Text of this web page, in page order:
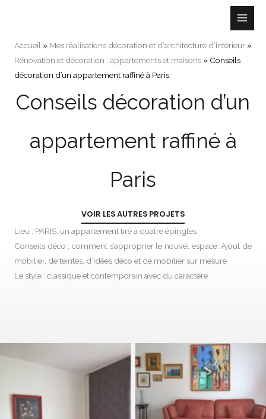
Accueil » Mes réalisations décoration et d’architecture d’intérieur »
Rénovation et décoration : appartements et maisons » Conseils
décoration d’un appartement raffiné à Paris
Conseils décoration d’un
appartement raffiné à
Paris
VOIR LES AUTRES PROJETS
Lieu : PARIS, un appartement tiré à quatre épingles
Conseils déco : comment s’approprier le nouvel espace. Ajout de
mobilier, de teintes, d’idées déco et de mobilier sur mesure
Le style : classique et contemporain avec du caractère
Aucune légende